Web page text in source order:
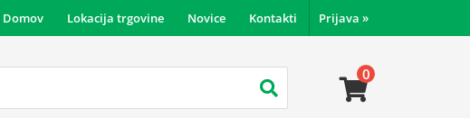
Prijava »
Domov Lokacija trgovine Novice Kontakti
0